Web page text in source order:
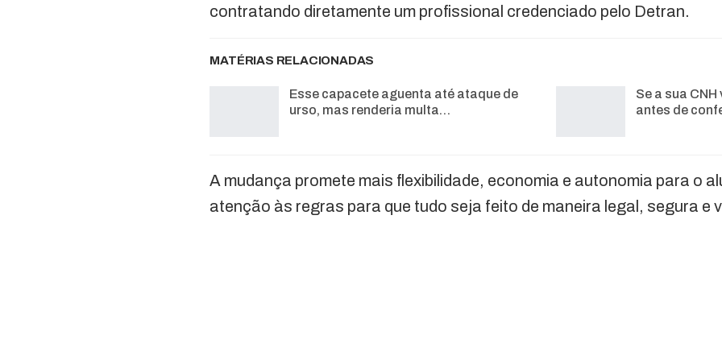
contratando diretamente um profissional credenciado pelo Detran.
MATÉRIAS RELACIONADAS
Esse capacete aguenta até ataque de
urso, mas renderia multa…
Se a sua
antes de
A mudança promete mais flexibilidade, economia e autonomia para o
atenção às regras para que tudo seja feito de maneira legal, segura e